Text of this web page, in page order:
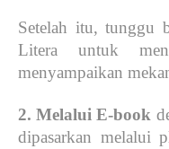
Setelah itu, tunggu
Litera untuk
menyampaikan
2. Melalui E-book
dipasarkan